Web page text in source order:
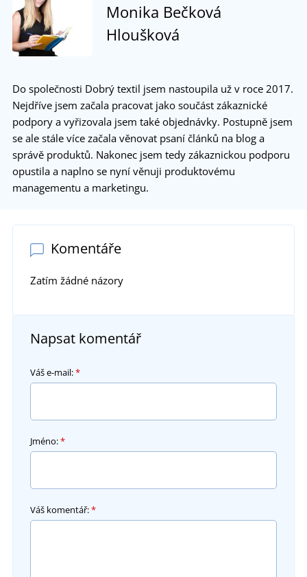
Monika Bečková
Hloušková
Do společnosti Dobrý textil jsem nastoupila už v roce 2017.
Nejdříve jsem začala pracovat jako součást zákaznické
podpory a vyřizovala jsem také objednávky. Postupně jsem
se ale stále více začala věnovat psaní článků na blog a
správě produktů. Nakonec jsem tedy zákaznickou podporu
opustila a naplno se nyní věnuji produktovému
managementu a marketingu.
Komentáře
Zatím žádné názory
Napsat komentář
Váš e-mail:*
Jméno:*
Váš komentář:*